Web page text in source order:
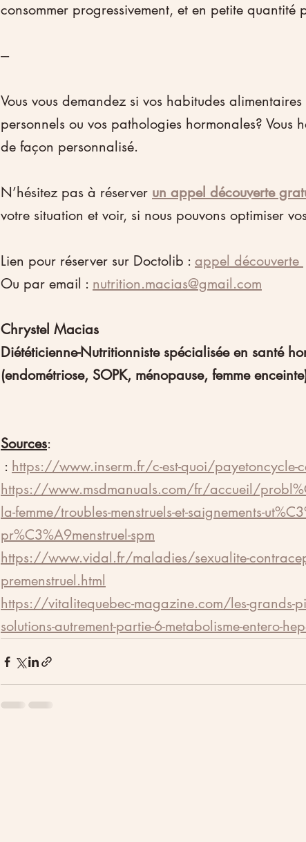
consommer progressivement, et en petite quantité
---
Vous vous demandez si vos habitudes
personnels ou vos pathologies hormonales? Vous
de façon personnalisé.
N’hésitez pas à réserver un appel découverte
votre situation et voir, si nous pouvons optimiser
Lien pour réserver sur Doctolib : appel découverte
Ou par email : nutrition.macias@gmail.com
Chrystel Macias
Diététicienne-Nutritionniste spécialisée en santé
(endométriose, SOPK, ménopause, femme
Sources:
: https://www.inserm.fr/c-est-quoi/payetoncycle-
https://www.msdmanuals.com/fr/accueil/
la-femme/troubles-menstruels-et-saignements-
pr%C3%A9menstruel-spm
https://www.vidal.fr/maladies/sexualite-
premenstruel.html
https://vitalitequebec-magazine.com/les-grands-
solutions-autrement-partie-6-metabolisme-entero-